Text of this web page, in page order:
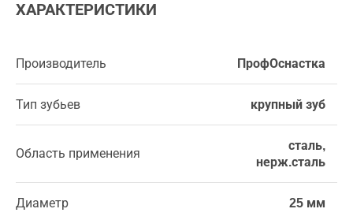
ХАРАКТЕРИСТИКИ
Производитель ПрофОснастка
Тип зубьев крупный зуб
Область применения
сталь,
нерж.сталь
Диаметр 25 мм